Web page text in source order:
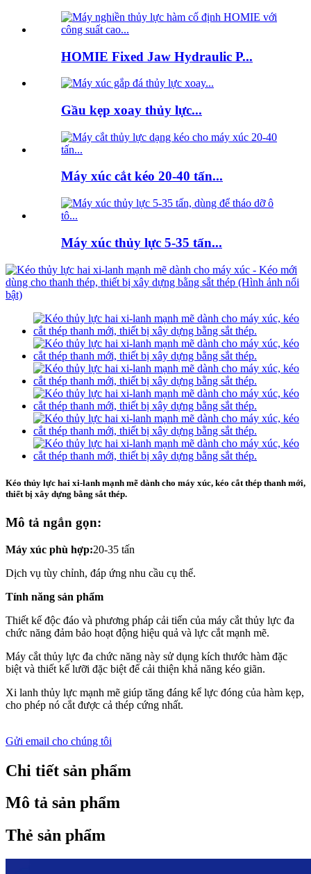
HOMIE Fixed Jaw Hydraulic P...
Gầu kẹp xoay thủy lực...
Máy xúc cắt kéo 20-40 tấn...
Máy xúc thủy lực 5-35 tấn...
Kéo thủy lực hai xi-lanh mạnh mẽ dành cho máy xúc, kéo cắt thép thanh mới,
thiết bị xây dựng bằng sắt thép.
Mô tả ngắn gọn:
Máy xúc phù hợp:20-35 tấn
Dịch vụ tùy chỉnh, đáp ứng nhu cầu cụ thể.
Tính năng sản phẩm
Thiết kế độc đáo và phương pháp cải tiến của máy cắt thủy lực đa
chức năng đảm bảo hoạt động hiệu quả và lực cắt mạnh mẽ.
Máy cắt thủy lực đa chức năng này sử dụng kích thước hàm đặc
biệt và thiết kế lưỡi đặc biệt để cải thiện khả năng kéo giãn.
Xi lanh thủy lực mạnh mẽ giúp tăng đáng kể lực đóng của hàm kẹp,
cho phép nó cắt được cả thép cứng nhất.
Gửi email cho chúng tôi
Chi tiết sản phẩm
Mô tả sản phẩm
Thẻ sản phẩm